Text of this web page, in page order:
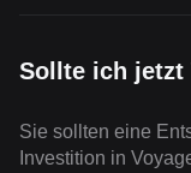
Sollte ich jetzt
Sie sollten eine
Investition in